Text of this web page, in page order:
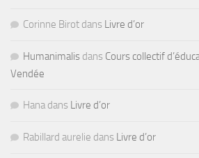
Corinne Birot dans Livre d’or
Humanimalis dans Cours collectif
Vendée
Hana dans Livre d’or
Rabillard aurelie dans Livre d’or